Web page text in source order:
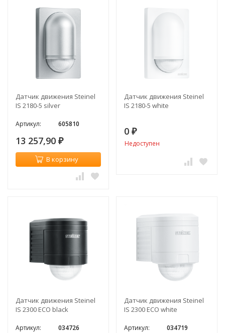
Датчик движения Steinel
IS 2180-5 silver
Артикул: 605810
13 257,90 ₽
В корзину
Датчик движения Steinel
IS 2180-5 white
0 ₽
Недоступен
Датчик движения Steinel
IS 2300 ECO black
Артикул: 034726
Датчик движения Steinel
IS 2300 ECO white
Артикул: 034719